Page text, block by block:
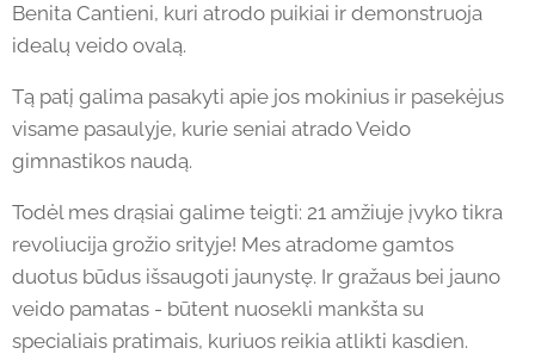
Benita Cantieni, kuri atrodo puikiai ir demonstruoja
idealų veido ovalą.
Tą patį galima pasakyti apie jos mokinius ir pasekėjus
visame pasaulyje, kurie seniai atrado Veido
gimnastikos naudą.
Todėl mes drąsiai galime teigti: 21 amžiuje įvyko tikra
revoliucija grožio srityje! Mes atradome gamtos
duotus būdus išsaugoti jaunystę. Ir gražaus bei jauno
veido pamatas - būtent nuosekli mankšta su
specialiais pratimais, kuriuos reikia atlikti kasdien.